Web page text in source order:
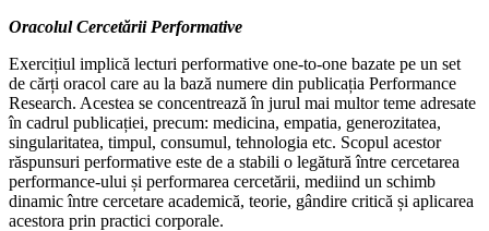
Oracolul Cercetării Performative
Exercițiul implică lecturi performative one-to-one bazate pe un set
de cărți oracol care au la bază numere din publicația Performance
Research. Acestea se concentrează în jurul mai multor teme adresate
în cadrul publicației, precum: medicina, empatia, generozitatea,
singularitatea, timpul, consumul, tehnologia etc. Scopul acestor
răspunsuri performative este de a stabili o legătură între cercetarea
performance-ului și performarea cercetării, mediind un schimb
dinamic între cercetare academică, teorie, gândire critică și aplicarea
acestora prin practici corporale.